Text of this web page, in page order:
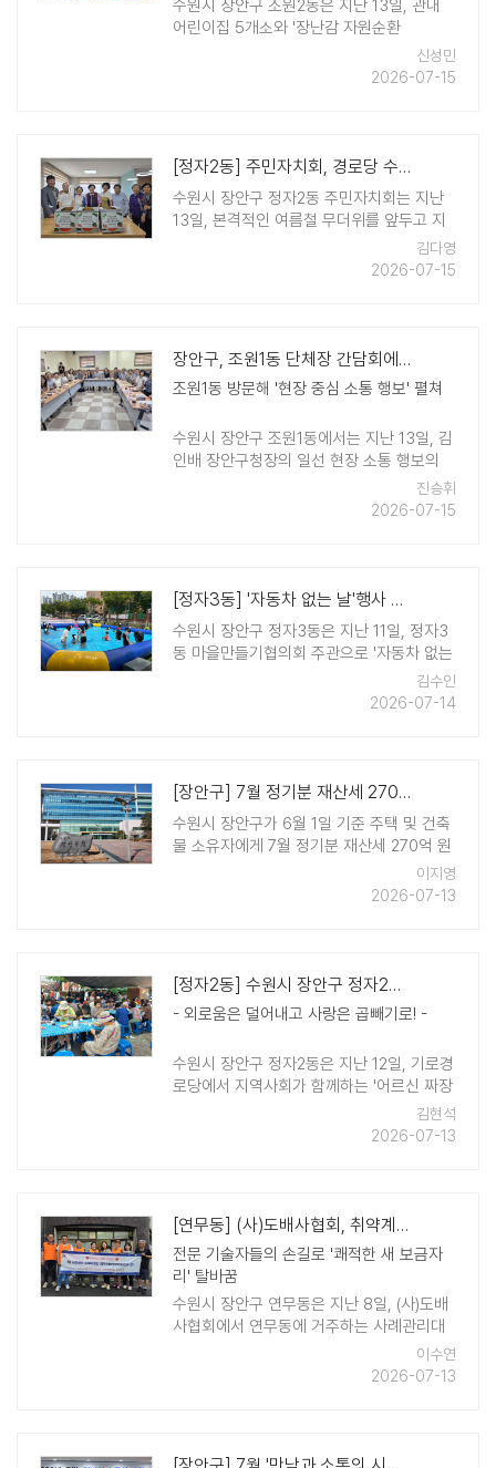
수원시 장안구 조원2동은 지난 13일, 관내
어린이집 5개소와 '장난감 자원순환
(Recycling) 사업' 추진을 위한 업무협약
(MOU)을 체결했다. 이번 협약은 사용하지
신성민
2026-07-15
[정자2동] 주민자치회, 경로당 수박 나눔으로 전하는 여름 안부
수원시 장안구 정자2동 주민자치회는 지난
13일, 본격적인 여름철 무더위를 앞두고 지
역 어르신들이 건강한 여름나기를 기원하며,
관내 경로당을 찾아 수박을 전달했다. 이번
김다영
2026-07-15
장안구, 조원1동 단체장 간담회에서 복합문화센터 등 주요 현안 공유
조원1동 방문해 '현장 중심 소통 행보' 펼쳐
수원시 장안구 조원1동에서는 지난 13일, 김
인배 장안구청장의 일선 현장 소통 행보의
일환으로 지역 단체장들과 간담회가 개최됐
다. 이번 간담회에는 주문성 경로당협의회
진승휘
2026-07-15
[정자3동] '자동차 없는 날'행사 성황리 개최
수원시 장안구 정자3동은 지난 11일, 정자3
동 마을만들기협의회 주관으로 '자동차 없는
날' 행사를 성황리에 개최했다. 이번 행사에
서는 △이색자전거 체험 △물놀이 등 온 가
김수인
2026-07-14
[장안구] 7월 정기분 재산세 270억 원 부과
수원시 장안구가 6월 1일 기준 주택 및 건축
물 소유자에게 7월 정기분 재산세 270억 원
을 부과했다고 밝혔다. 재산세 과세기준일은
매년 6월 1일로 7월에는 주택(1/2), 건축물,
이지영
2026-07-13
[정자2동] 수원시 장안구 정자2동, '어르신 짜장면 드시는 날' 실시
- 외로움은 덜어내고 사랑은 곱빼기로! -
수원시 장안구 정자2동은 지난 12일, 기로경
로당에서 지역사회가 함께하는 '어르신 짜장
면 드시는 날'을 개최했다. '어르신 짜장면 드
시는 날'은 매월 둘째 주 일요일에 진행하며,
김현석
2026-07-13
[연무동] (사)도배사협회, 취약계층에 '사랑의 도배·장판 교체' 재능 기부
전문 기술자들의 손길로 '쾌적한 새 보금자
리' 탈바꿈
수원시 장안구 연무동은 지난 8일, (사)도배
사협회에서 연무동에 거주하는 사례관리대
상 가구를 방문해 '사랑의 도배·장판 교체' 재
능 기부 봉사활동을 펼쳤다고 밝혔다. 이번
이수연
2026-07-13